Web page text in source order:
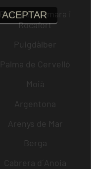
Pont de Vilomara i
Rocafort
Puigdàlber
Palma de Cervelló
Moià
Argentona
Arenys de Mar
Berga
Cabrera d´Anoia
ACEPTAR